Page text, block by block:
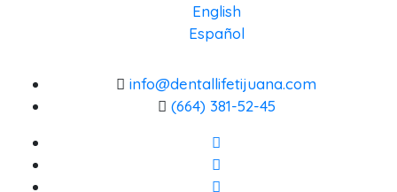
English
Español
info@dentallifetijuana.com
(664) 381-52-45